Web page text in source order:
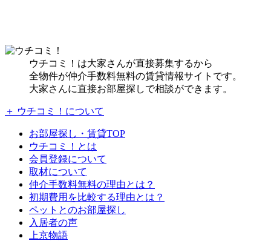
ウチコミ！は大家さんが直接募集するから
全物件が仲介手数料無料の賃貸情報サイトです。
大家さんに直接お部屋探しで相談ができます。
＋ ウチコミ！について
お部屋探し・賃貸TOP
ウチコミ！とは
会員登録について
取材について
仲介手数料無料の理由とは？
初期費用を比較する理由とは？
ペットとのお部屋探し
入居者の声
上京物語